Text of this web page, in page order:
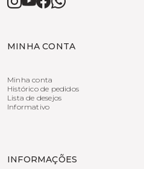
MINHA CONTA
Minha conta
Histórico de pedidos
Lista de desejos
Informativo
INFORMAÇÕES